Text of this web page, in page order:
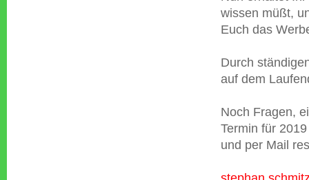
wissen müßt,
Euch das
Durch
auf dem
Noch Fragen,
Termin für
und per Mail